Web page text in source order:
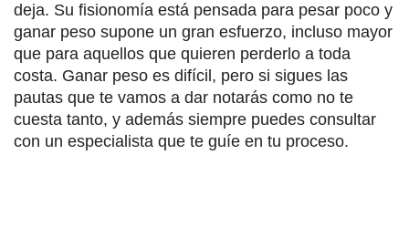
deja. Su fisionomía está pensada para pesar poco y
ganar peso supone un gran esfuerzo, incluso mayor
que para aquellos que quieren perderlo a toda
costa. Ganar peso es difícil, pero si sigues las
pautas que te vamos a dar notarás como no te
cuesta tanto, y además siempre puedes consultar
con un especialista que te guíe en tu proceso.